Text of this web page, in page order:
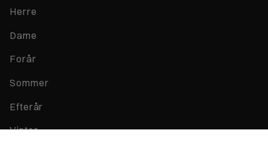
Herre
Dame
Forår
Sommer
Efterår
Vinter